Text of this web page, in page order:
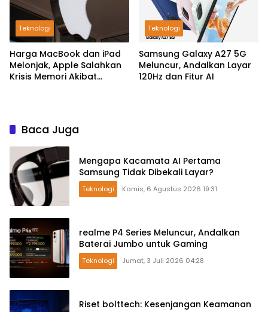
Teknologi
Harga MacBook dan iPad
Melonjak, Apple Salahkan
Krisis Memori Akibat
Teknologi
Samsung Galaxy A27 5G
Meluncur, Andalkan Layar
120Hz dan Fitur AI
Baca Juga
Mengapa Kacamata AI Pertama
Samsung Tidak Dibekali Layar?
Teknologi Kamis, 6 Agustus 2026 19:31
realme P4 Series Meluncur, Andalkan
Baterai Jumbo untuk Gaming
Teknologi Jumat, 3 Juli 2026 04:28
Riset bolttech: Kesenjangan Keamanan